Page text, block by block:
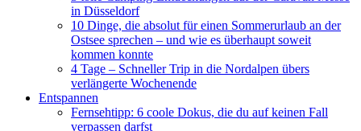
in Düsseldorf
10 Dinge, die absolut für einen Sommerurlaub an der
Ostsee sprechen – und wie es überhaupt soweit
kommen konnte
4 Tage – Schneller Trip in die Nordalpen übers
verlängerte Wochenende
Entspannen
Fernsehtipp: 6 coole Dokus, die du auf keinen Fall
verpassen darfst